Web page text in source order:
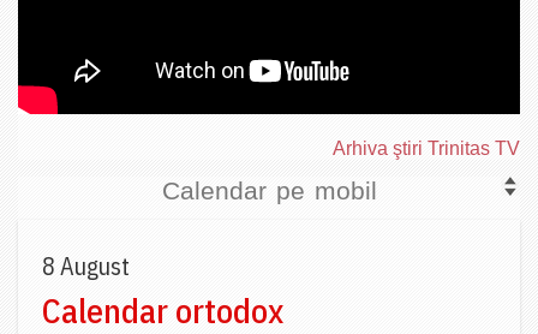
Arhiva ştiri Trinitas TV
Calendar pe mobil
8 August
Calendar ortodox